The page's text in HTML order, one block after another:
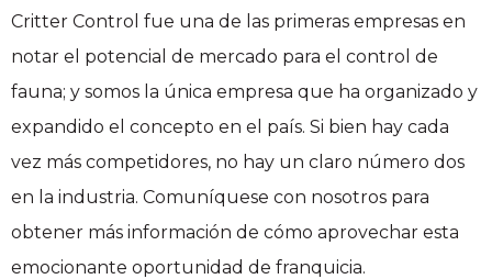
Critter Control fue una de las primeras empresas en
notar el potencial de mercado para el control de
fauna; y somos la única empresa que ha organizado y
expandido el concepto en el país. Si bien hay cada
vez más competidores, no hay un claro número dos
en la industria. Comuníquese con nosotros para
obtener más información de cómo aprovechar esta
emocionante oportunidad de franquicia.